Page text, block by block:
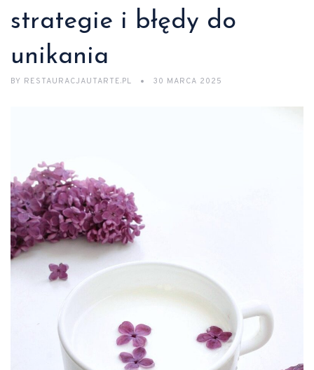
strategie i błędy do
unikania
BY RESTAURACJAUTARTE.PL 30 MARCA 2025